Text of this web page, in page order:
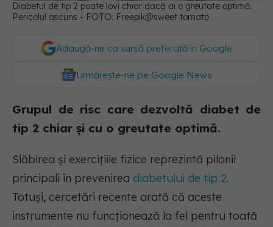
Diabetul de tip 2 poate lovi chiar dacă ai o greutate optimă.
Pericolul ascuns - FOTO: Freepik@sweet tomato
Adaugă-ne ca sursă preferată în Google
Urmărește-ne pe Google News
Grupul de risc care dezvoltă diabet de
tip 2 chiar și cu o greutate optimă.
Slăbirea și exercițiile fizice reprezintă pilonii
principali în prevenirea diabetului de tip 2.
Totuși, cercetări recente arată că aceste
instrumente nu funcționează la fel pentru toată